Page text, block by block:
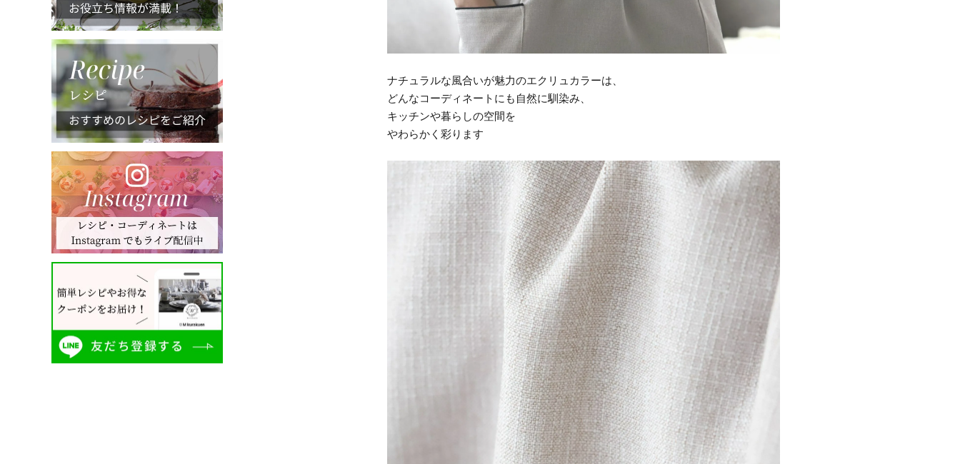
ナチュラルな風合いが魅力のエクリュカラーは、
どんなコーディネートにも自然に馴染み、
キッチンや暮らしの空間を
やわらかく彩ります